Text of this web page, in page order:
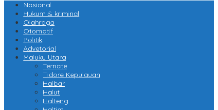
Nasional
Hukum & kriminal
Olahraga
Otomatif
Politik
Advetorial
Maluku Utara
Ternate
Tidore Kepulauan
Halbar
Halut
Halteng